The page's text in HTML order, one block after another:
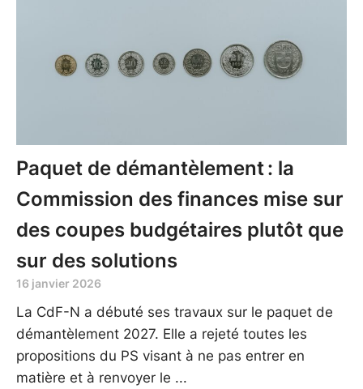
Paquet de démantèlement : la
Commission des finances mise sur
des coupes budgétaires plutôt que
sur des solutions
16 janvier 2026
La CdF-N a débuté ses travaux sur le paquet de
démantèlement 2027. Elle a rejeté toutes les
propositions du PS visant à ne pas entrer en
matière et à renvoyer le